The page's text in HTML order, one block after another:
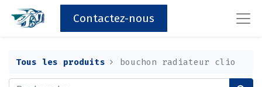
Contactez-nous
Tous les produits bouchon radiateur clio